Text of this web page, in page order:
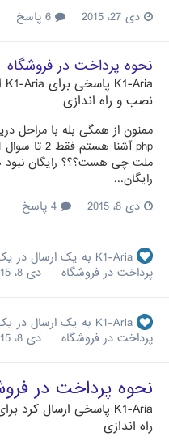
دی 27، 2015
نحوه پرداخت در فروشگاه
K1-Aria پاسخی برای K1-Aria
نصب و راه اندازی
ممنون از همگی بله با مراحل
رایگان...
دی 8، 2015
K1-Aria به یک ارسال در
پرداخت در فروشگاه
دی 8، 2015
K1-Aria به یک ارسال در
پرداخت در فروشگاه
دی 8، 2015
نحوه پرداخت در
K1-Aria پاسخی ارسال کرد
راه اندازی